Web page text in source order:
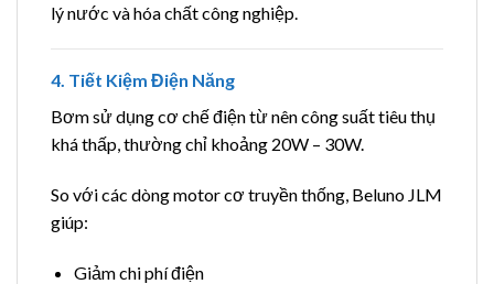
lý nước và hóa chất công nghiệp.
4. Tiết Kiệm Điện Năng
Bơm sử dụng cơ chế điện từ nên công suất tiêu thụ
khá thấp, thường chỉ khoảng 20W – 30W.
So với các dòng motor cơ truyền thống, Beluno JLM
giúp:
Giảm chi phí điện